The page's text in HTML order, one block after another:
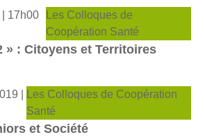
17h00
Les Colloques de
Coopération Santé
» : Citoyens et Territoires
|
Les Colloques de Coopération
Santé
et Société